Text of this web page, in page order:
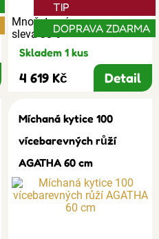
Množstevní
sleva 30%
TIP
DOPRAVA ZDARMA
Skladem 1 kus
4 619 Kč Detail
Míchaná kytice 100
vícebarevných růží
AGATHA 60 cm